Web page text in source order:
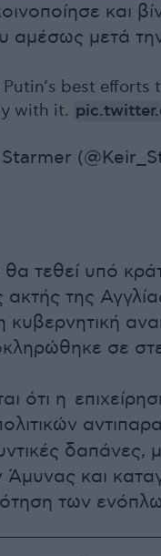
και
αμέσως μετά
Putin’s best
with it.
θα τεθεί υπό
ακτής της
σε
ότι η
και
των